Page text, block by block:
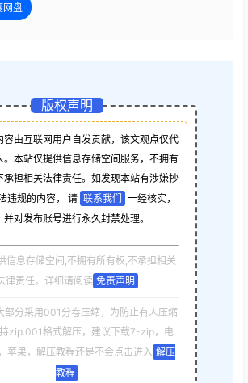
网盘
版权声明
容由互联网用户自发贡献，该文观点仅代
。本站仅提供信息存储空间服务，不拥有
承担相关法律责任。如发现本站有涉嫌抄
违规的内容， 请 联系我们
一经核实，
对发布账号进行永久封禁处理。
信息存储空间,不拥有所有权,不承担相关
律责任。详细请阅读 免责声明
部分采用001分卷压缩，为防止有人压缩
zip.001格式解压，建议下载7-zip，电
苹果，解压教程还是不会点击进入 解压
教程